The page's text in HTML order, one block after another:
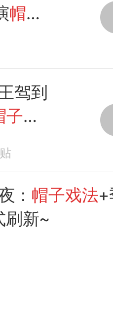
帽子
驾到
子戏
： 帽子戏法
刷新~